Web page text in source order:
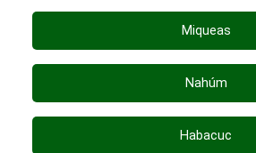
Miqueas
Nahúm
Habacuc